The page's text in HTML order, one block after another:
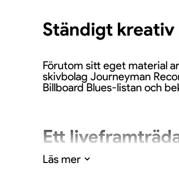
Ständigt
Förutom sitt eget material
skivbolag Journeyman
Billboard Blues-listan och
Ett
Läs mer